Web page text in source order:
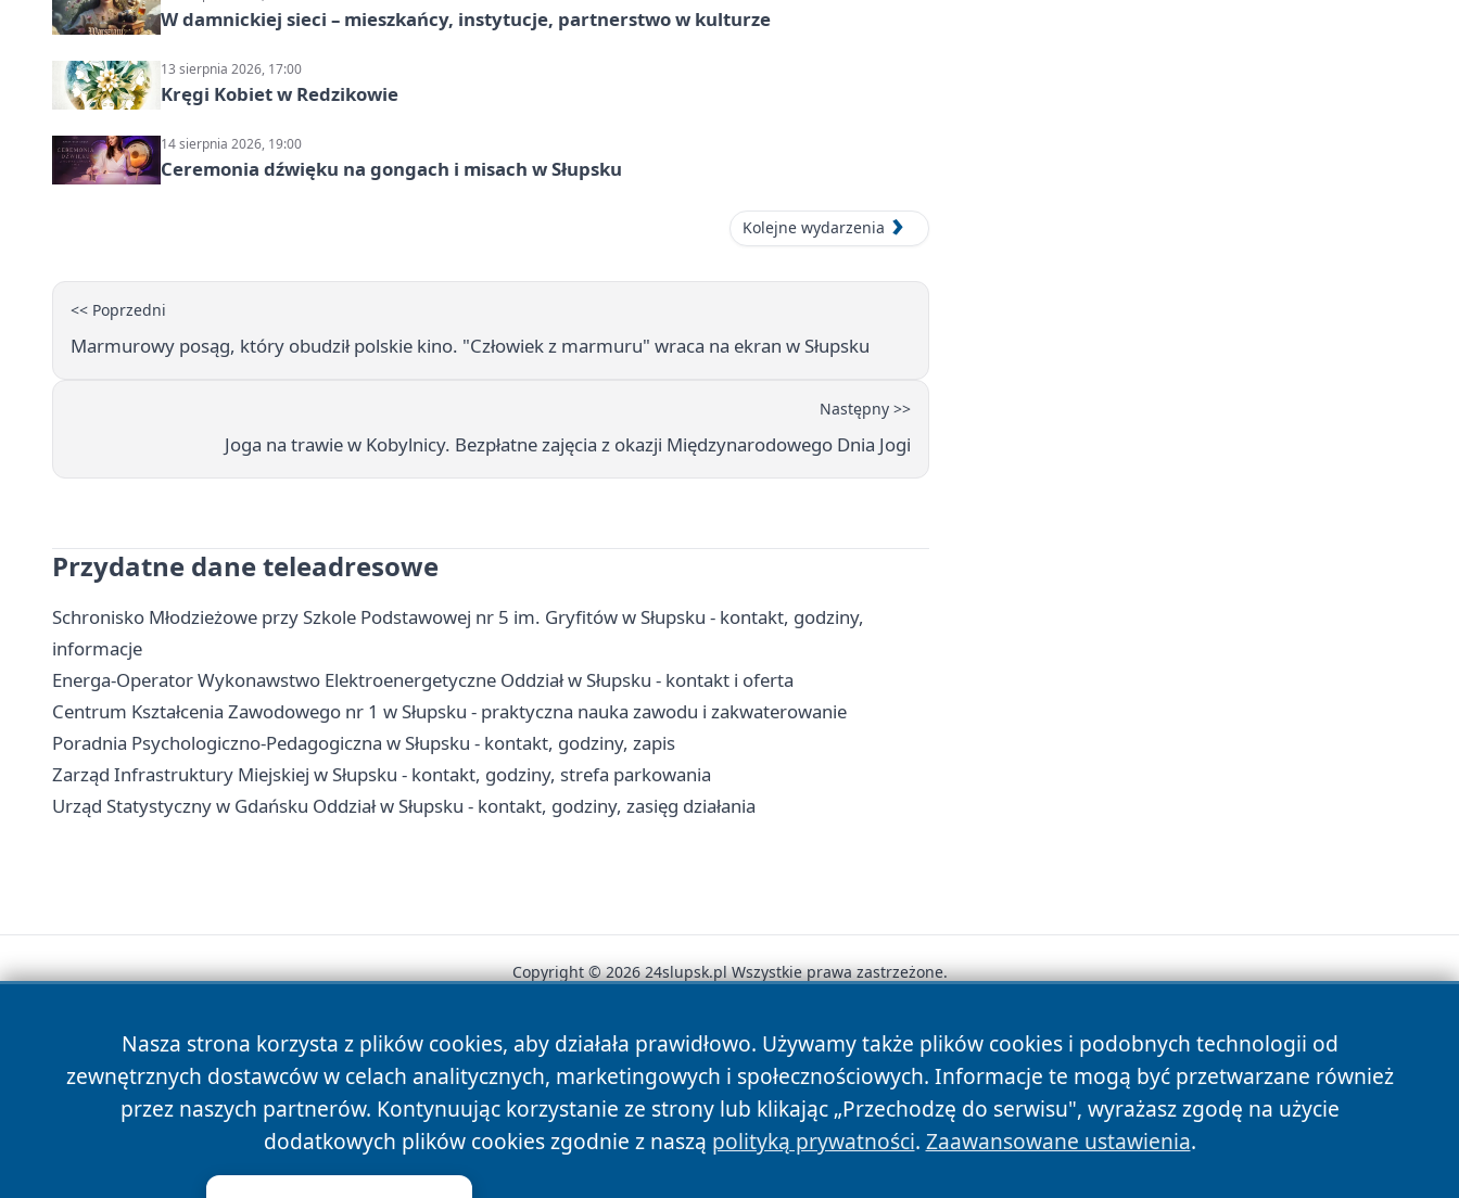
W damnickiej sieci – mieszkańcy, instytucje, partnerstwo w kulturze
13 sierpnia 2026, 17:00
Kręgi Kobiet w Redzikowie
14 sierpnia 2026, 19:00
Ceremonia dźwięku na gongach i misach w Słupsku
Kolejne wydarzenia
<< Poprzedni
Marmurowy posąg, który obudził polskie kino. "Człowiek z marmuru" wraca na ekran w Słupsku
Następny >>
Joga na trawie w Kobylnicy. Bezpłatne zajęcia z okazji Międzynarodowego Dnia Jogi
Przydatne dane teleadresowe
Schronisko Młodzieżowe przy Szkole Podstawowej nr 5 im. Gryfitów w Słupsku - kontakt, godziny,
informacje
Energa-Operator Wykonawstwo Elektroenergetyczne Oddział w Słupsku - kontakt i oferta
Centrum Kształcenia Zawodowego nr 1 w Słupsku - praktyczna nauka zawodu i zakwaterowanie
Poradnia Psychologiczno-Pedagogiczna w Słupsku - kontakt, godziny, zapis
Zarząd Infrastruktury Miejskiej w Słupsku - kontakt, godziny, strefa parkowania
Urząd Statystyczny w Gdańsku Oddział w Słupsku - kontakt, godziny, zasięg działania
Nasza strona korzysta z plików cookies, aby działała prawidłowo. Używamy także plików cookies i podobnych technologii od
zewnętrznych dostawców w celach analitycznych, marketingowych i społecznościowych. Informacje te mogą być przetwarzane również
przez naszych partnerów. Kontynuując korzystanie ze strony lub klikając „Przechodzę do serwisu", wyrażasz zgodę na użycie
dodatkowych plików cookies zgodnie z naszą polityką prywatności. Zaawansowane ustawienia.
Copyright © 2026 24slupsk.pl Wszystkie prawa zastrzeżone.
News Autorzy Polityka Prywatności Polityka Cookies